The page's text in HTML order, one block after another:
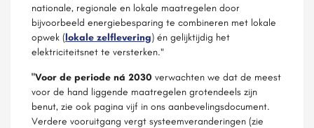
nationale, regionale en lokale maatregelen door
bijvoorbeeld energiebesparing te combineren met lokale
opwek (lokale zelflevering) én gelijktijdig het
elektriciteitsnet te versterken."
"Voor de periode ná 2030 verwachten we dat de meest
voor de hand liggende maatregelen grotendeels zijn
benut, zie ook pagina vijf in ons aanbevelingsdocument.
Verdere vooruitgang vergt systeemveranderingen (zie